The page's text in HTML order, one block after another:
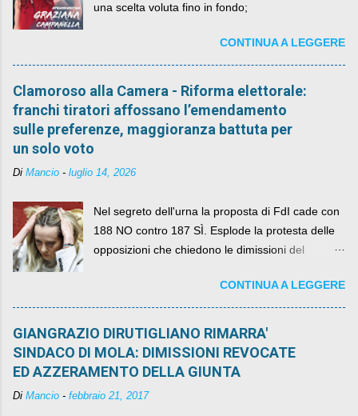
una scelta voluta fino in fondo;
CONTINUA A LEGGERE
Clamoroso alla Camera - Riforma elettorale:
franchi tiratori affossano l’emendamento
sulle preferenze, maggioranza battuta per
un solo voto
Di Mancio - luglio 14, 2026
Nel segreto dell'urna la proposta di FdI cade con
188 NO contro 187 SÌ. Esplode la protesta delle
opposizioni che chiedono le dimissioni del
CONTINUA A LEGGERE
GIANGRAZIO DIRUTIGLIANO RIMARRA'
SINDACO DI MOLA: DIMISSIONI REVOCATE
ED AZZERAMENTO DELLA GIUNTA
Di Mancio - febbraio 21, 2017